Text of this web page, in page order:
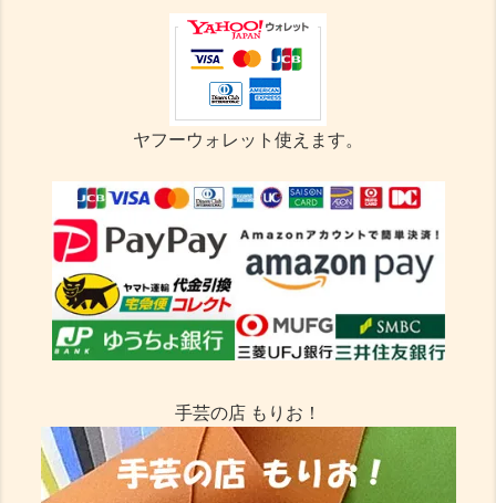
ヤフーウォレット使えます。
手芸の店 もりお！